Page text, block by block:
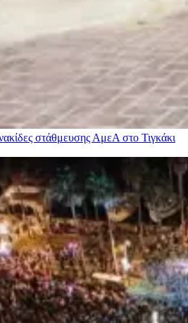
στάθμευσης ΑμεΑ στο Τιγκάκι